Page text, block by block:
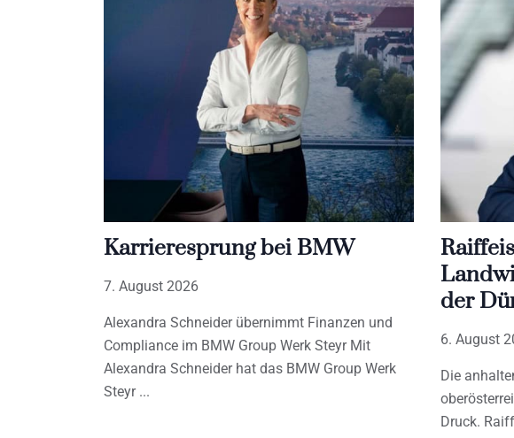
Karrieresprung bei BMW
7. August 2026
Alexandra Schneider übernimmt Finanzen und
Compliance im BMW Group Werk Steyr Mit
Alexandra Schneider hat das BMW Group Werk
Steyr
der
6. August
Die
Druck.